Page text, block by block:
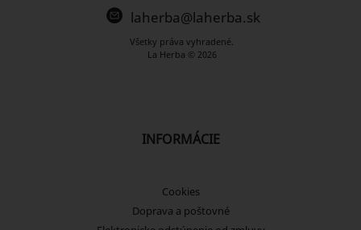
laherba@laherba.sk
Všetky práva vyhradené.
La Herba © 2026
INFORMÁCIE
Cookies
Doprava a poštovné